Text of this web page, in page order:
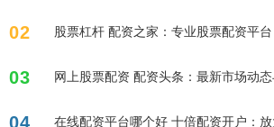
02 股票杠杆 配资之家：专业股票配资平台
03 网上股票配资 配资头条：最新市场动
04 在线配资平台哪个好 十倍配资开户：放